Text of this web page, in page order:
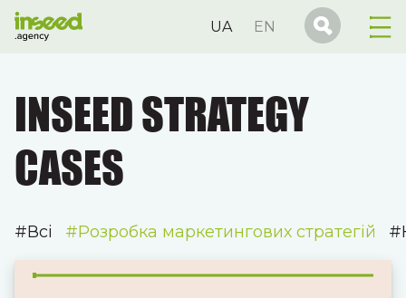
UA EN
INSEED STRATEGY
CASES
#Всі #Розробка маркетингових стратегій